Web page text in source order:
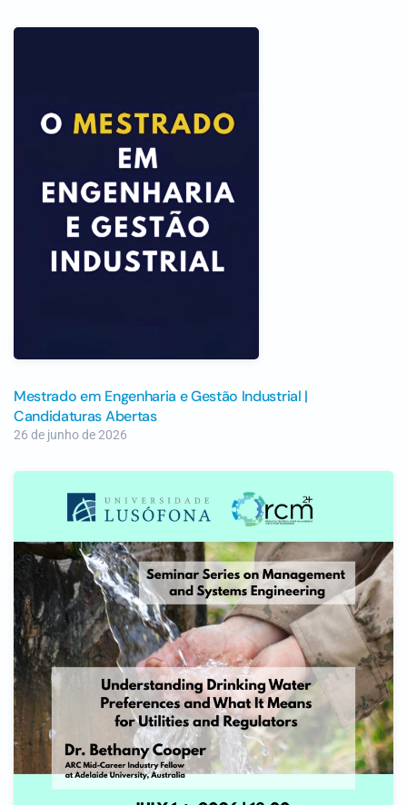
Mestrado em Engenharia e Gestão Industrial |
Candidaturas Abertas
26 de junho de 2026